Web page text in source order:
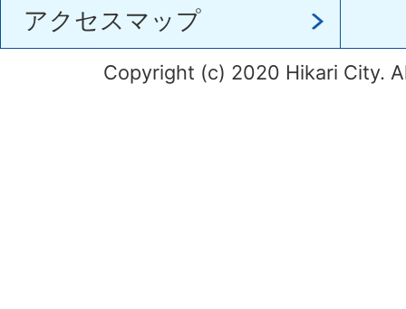
アクセスマップ
Copyright (c) 2020 Hikari City.